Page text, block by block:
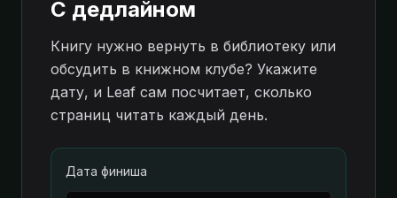
С дедлайном
Книгу нужно вернуть в библиотеку или
обсудить в книжном клубе? Укажите
дату, и Leaf сам посчитает, сколько
страниц читать каждый день.
Дата финиша